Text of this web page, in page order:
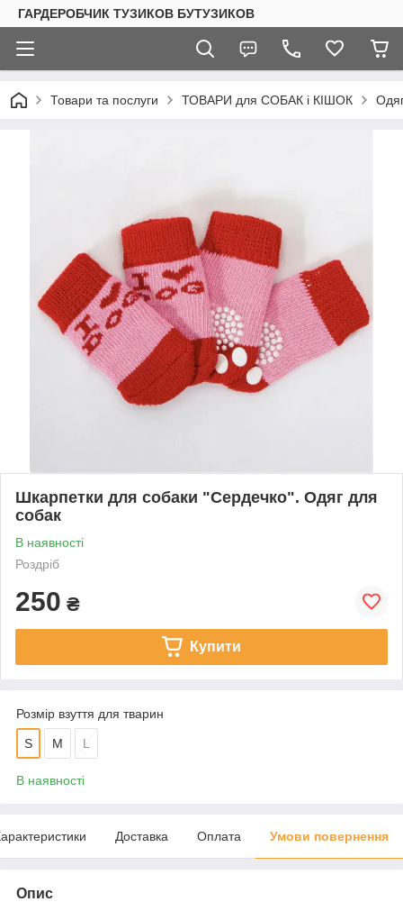
ГАРДЕРОБЧИК ТУЗИКОВ БУТУЗИКОВ
Товари та послуги ТОВАРИ для СОБАК і КІШОК
Шкарпетки для собаки "Сердечко". Одяг для
собак
В наявності
Роздріб
250 ₴
Купити
Розмір взуття для тварин
S M L
В наявності
Доставка Оплата Умови повернення
Опис